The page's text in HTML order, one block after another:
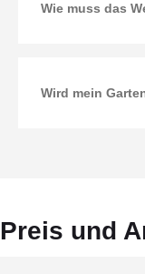
Wie muss das
Wird mein
Preis und